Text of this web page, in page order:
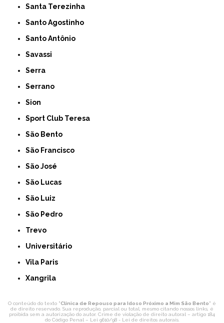
Santa Terezinha
Santo Agostinho
Santo Antônio
Savassi
Serra
Serrano
Sion
Sport Club Teresa
São Bento
São Francisco
São José
São Lucas
São Luiz
São Pedro
Trevo
Universitário
Vila Paris
Xangrila
O conteúdo do texto "Clínica de Repouso para Idoso Próximo a Mim São Bento" é
de direito reservado. Sua reprodução, parcial ou total, mesmo citando nossos links, é
proibida sem a autorização do autor. Crime de violação de direito autoral – artigo 184
do Código Penal – Lei 9610/98 - Lei de direitos autorais.